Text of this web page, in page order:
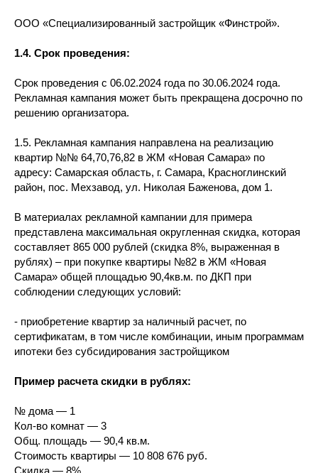
ООО «Специализированный застройщик «Финстрой».
1.4. Срок проведения:
Срок проведения с 06.02.2024 года по 30.06.2024 года.
Рекламная кампания может быть прекращена досрочно по
решению организатора.
1.5. Рекламная кампания направлена на реализацию
квартир №№ 64,70,76,82 в ЖМ «Новая Самара» по
адресу: Самарская область, г. Самара, Красноглинский
район, пос. Мехзавод, ул. Николая Баженова, дом 1.
В материалах рекламной кампании для примера
представлена максимальная округленная скидка, которая
составляет 865 000 рублей (скидка 8%, выраженная в
рублях) – при покупке квартиры №82 в ЖМ «Новая
Самара» общей площадью 90,4кв.м. по ДКП при
соблюдении следующих условий:
- приобретение квартир за наличный расчет, по
сертификатам, в том числе комбинации, иным программам
ипотеки без субсидирования застройщиком
Пример расчета скидки в рублях:
№ дома — 1
Кол-во комнат — 3
Общ. площадь — 90,4 кв.м.
Стоимость квартиры — 10 808 676 руб.
Скидка — 8%